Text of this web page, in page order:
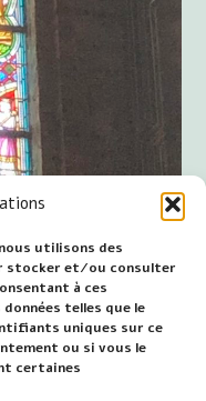
utilisons des
stocker et/ou consulter
à ces
telles que le
uniques sur ce
ou si vous le
certaines